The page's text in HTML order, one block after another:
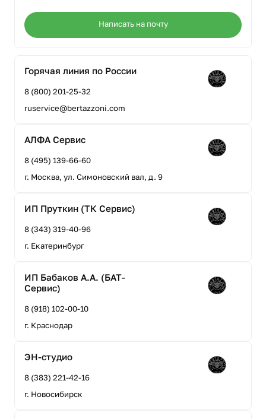
Написать на почту
Горячая линия по России
8 (800) 201-25-32
ruservice@bertazzoni.com
АЛФА Сервис
8 (495) 139-66-60
г. Москва, ул. Симоновский вал, д. 9
ИП Пруткин (ТК Сервис)
8 (343) 319-40-96
г. Екатеринбург
ИП Бабаков А.А. (БАТ-
Сервис)
8 (918) 102-00-10
г. Краснодар
ЭН-студио
8 (383) 221-42-16
г. Новосибирск